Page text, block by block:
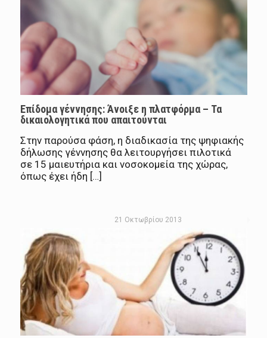
Επίδομα γέννησης: Άνοιξε η πλατφόρμα – Τα
δικαιολογητικά που απαιτούνται
Στην παρούσα φάση, η διαδικασία της ψηφιακής
δήλωσης γέννησης θα λειτουργήσει πιλοτικά
σε 15 μαιευτήρια και νοσοκομεία της χώρας,
όπως έχει ήδη […]
21 Οκτωβρίου 2013